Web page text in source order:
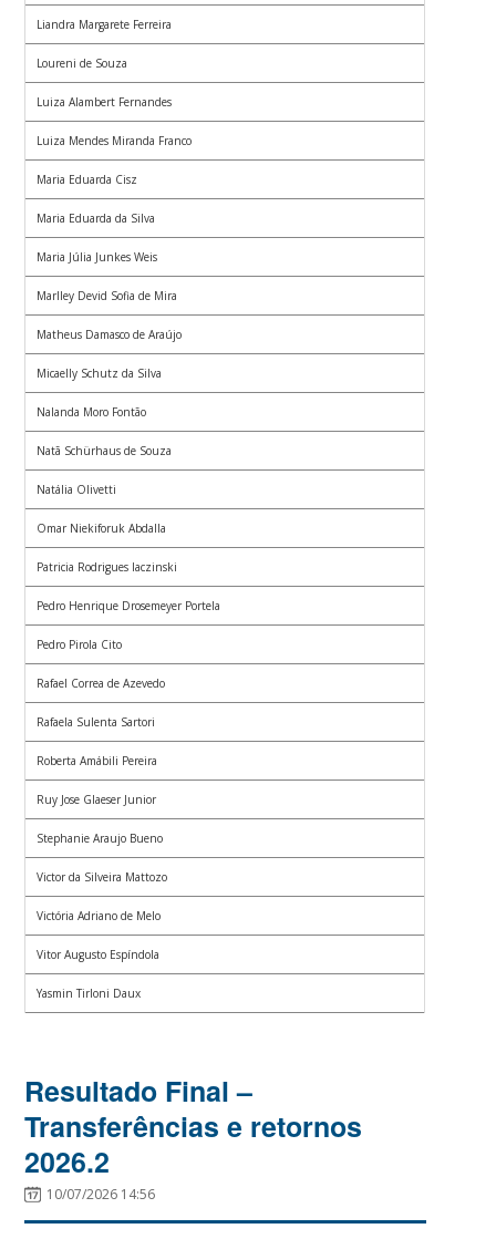
Liandra Margarete Ferreira
Loureni de Souza
Luiza Alambert Fernandes
Luiza Mendes Miranda Franco
Maria Eduarda Cisz
Maria Eduarda da Silva
Maria Júlia Junkes Weis
Marlley Devid Sofia de Mira
Matheus Damasco de Araújo
Micaelly Schutz da Silva
Nalanda Moro Fontão
Natã Schürhaus de Souza
Natália Olivetti
Omar Niekiforuk Abdalla
Patricia Rodrigues Iaczinski
Pedro Henrique Drosemeyer Portela
Pedro Pirola Cito
Rafael Correa de Azevedo
Rafaela Sulenta Sartori
Roberta Amábili Pereira
Ruy Jose Glaeser Junior
Stephanie Araujo Bueno
Victor da Silveira Mattozo
Victória Adriano de Melo
Vitor Augusto Espíndola
Yasmin Tirloni Daux
Resultado Final –
Transferências e retornos
2026.2
10/07/2026 14:56